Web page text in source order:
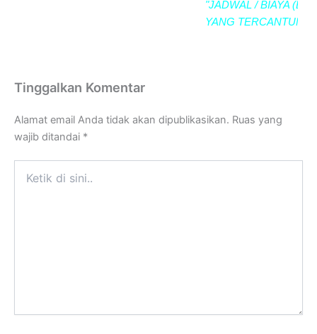
"JADWAL / BIAYA
YANG TERCANTUM
Tinggalkan Komentar
Alamat email Anda tidak akan dipublikasikan. Ruas yang
wajib ditandai *